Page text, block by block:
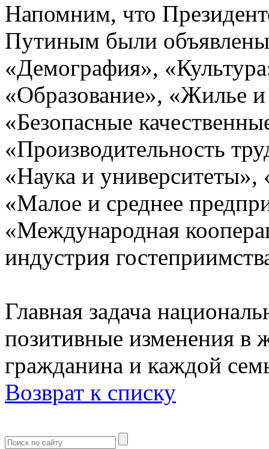
Напомним, что
Путиным были
«Демография»,
«Образование», «Жилье и
«Безопасные
«Производительность
«Наука и
«Малое и среднее
«Международная
индустрия
Главная задача
позитивные изменения в
гражданина и каждой
Возврат к списку